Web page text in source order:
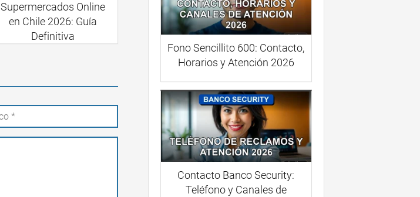
Supermercados Online
en Chile 2026: Guía
Definitiva
Fono Sencillito 600: Contacto,
Horarios y Atención 2026
Contacto Banco Security:
Teléfono y Canales de